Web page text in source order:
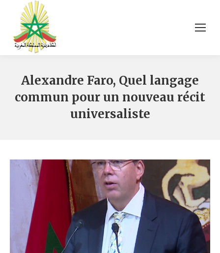
Alexandre Faro, Quel langage
commun pour un nouveau récit
universaliste